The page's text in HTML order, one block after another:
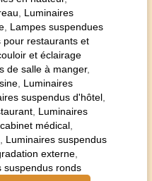
Luminaires
Lampes suspendues
pour restaurants et
et éclairage
de salle à manger,
Luminaires
suspendus d'hôtel
Luminaires
médical
Luminaires suspendus
externe
suspendus ronds